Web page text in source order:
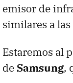
emisor de
similares a
Estaremos al
de Samsung,